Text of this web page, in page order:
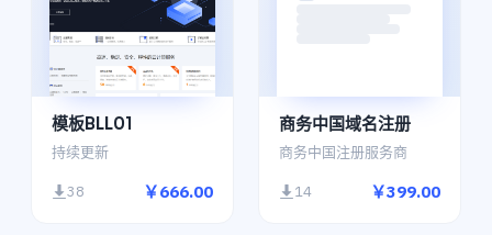
模板BLL01
持续更新
38 ￥666.00
商务中国域名注册
商务中国注册服务商
14 ￥399.00